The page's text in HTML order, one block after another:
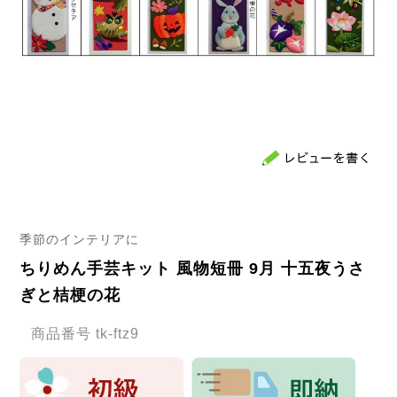
季節のインテリアに
ちりめん手芸キット 風物短冊 9月 十五夜うさ
ぎと桔梗の花
商品番号 tk-ftz9